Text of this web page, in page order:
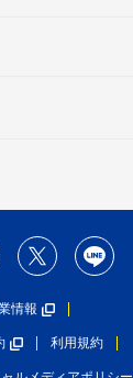
情報
利用規約